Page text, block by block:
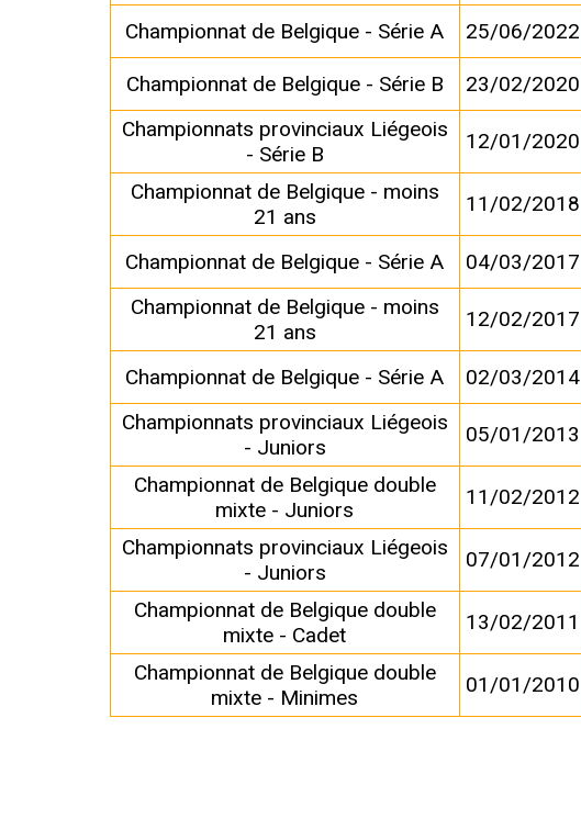
Championnat de Belgique - Série A 25/06/2022
Championnat de Belgique - Série B 23/02/2020
Championnats provinciaux Liégeois
- Série B
12/01/2020
Championnat de Belgique - moins
21 ans
11/02/2018
Championnat de Belgique - Série A 04/03/2017
Championnat de Belgique - moins
21 ans
12/02/2017
Championnat de Belgique - Série A 02/03/2014
Championnats provinciaux Liégeois
- Juniors
05/01/2013
Championnat de Belgique double
mixte - Juniors
11/02/2012
Championnats provinciaux Liégeois
- Juniors
07/01/2012
Championnat de Belgique double
mixte - Cadet
13/02/2011
Championnat de Belgique double
mixte - Minimes
01/01/2010